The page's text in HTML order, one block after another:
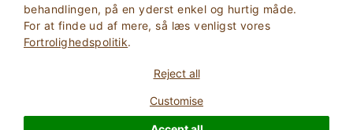
behandlingen, på en yderst enkel og hurtig måde.
For at finde ud af mere, så læs venligst vores
Fortrolighedspolitik.
Reject all
Customise
2Voksne